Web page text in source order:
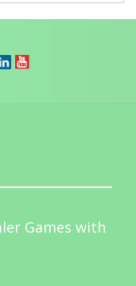
Games with